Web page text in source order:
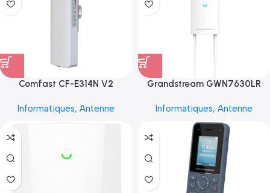
Comfast CF-E314N V2
Informatiques, Antenne
Grandstream GWN7630LR
Informatiques, Antenne